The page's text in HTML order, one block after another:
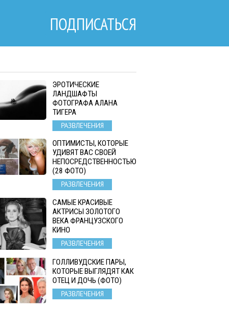
ПОДПИСАТЬСЯ
ЭРОТИЧЕСКИЕ
ЛАНДШАФТЫ
ФОТОГРАФА АЛАНА
ТИГЕРА
РАЗВЛЕЧЕНИЯ
ОПТИМИСТЫ, КОТОРЫЕ
УДИВЯТ ВАС СВОЕЙ
НЕПОСРЕДСТВЕННОСТЬЮ
(28 ФОТО)
РАЗВЛЕЧЕНИЯ
САМЫЕ КРАСИВЫЕ
АКТРИСЫ ЗОЛОТОГО
ВЕКА ФРАНЦУЗСКОГО
КИНО
РАЗВЛЕЧЕНИЯ
ГОЛЛИВУДСКИЕ ПАРЫ,
КОТОРЫЕ ВЫГЛЯДЯТ КАК
ОТЕЦ И ДОЧЬ (ФОТО)
РАЗВЛЕЧЕНИЯ